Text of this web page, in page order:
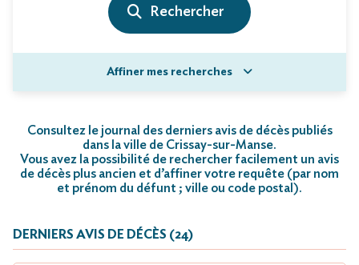
Affiner mes recherches
Consultez le journal des derniers avis de décès publiés
dans la ville de Crissay-sur-Manse.
Vous avez la possibilité de rechercher facilement un avis
de décès plus ancien et d’affiner votre requête (par nom
et prénom du défunt ; ville ou code postal).
DERNIERS AVIS DE DÉCÈS (24)